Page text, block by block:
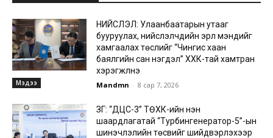
Мэдээ
НИЙСЛЭЛ: Улаанбаатарын утааг
бууруулах, нийслэлчүүдийн эрүүл мэндийг
хамгаалах төслийг “Чингис хаан
баялгийн сан нэгдэл” ХХК-тай хамтран
хэрэгжүүлнэ
Mandmn - 8 сар 7, 2026
ЗГ: “ДЦС-3” ТӨХК-ийн нэн
шаардлагатай “Турбингенератор-5”-ын
шинэчлэлийн төсвийг шийдвэрлэхээр